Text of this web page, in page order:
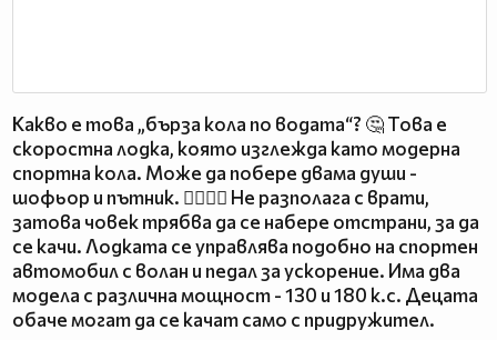
Какво е това „бърза кола по водата“? 🤔 Това е
скоростна лодка, която изглежда като модерна
спортна кола. Може да побере двама души -
шофьор и пътник. 🙍‍♂️🙍‍♂️ Не разполага с врати,
затова човек трябва да се набере отстрани, за да
се качи. Лодката се управлява подобно на спортен
автомобил с волан и педал за ускорение. Има два
модела с различна мощност - 130 и 180 к.с. Децата
обаче могат да се качат само с придружител.